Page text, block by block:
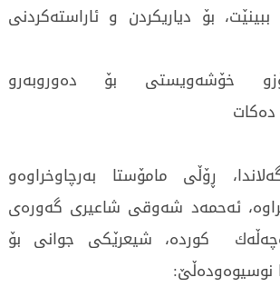
بۆ دیاریكردن و ئاراستەكردنی
خۆشەویستی بۆ دەوروبەرو
دەكات
ڕۆڵی مامۆستا بەرچاوخراوەو
ئەحمەد شەوقی شاعیری گەورەی
كوردە، شیعرێكی جوانی بۆ